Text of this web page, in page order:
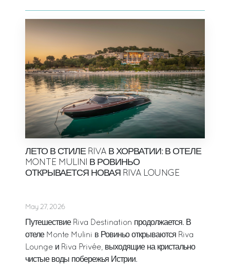
ЛЕТО В СТИЛЕ RIVA В ХОРВАТИИ: В ОТЕЛЕ
MONTE MULINI В РОВИНЬО
ОТКРЫВАЕТСЯ НОВАЯ RIVA LOUNGE
May 27, 2026
Путешествие Riva Destination продолжается. В
отеле Monte Mulini в Ровиньо открываются Riva
Lounge и Riva Privée, выходящие на кристально
чистые воды побережья Истрии.